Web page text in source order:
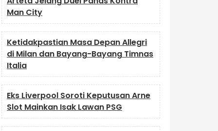
Man City
Ketidakpastian Masa Depan Allegri
di Milan dan Bayang-Bayang Timnas
Italia
Eks Liverpool Soroti Keputusan Arne
Slot Mainkan Isak Lawan PSG